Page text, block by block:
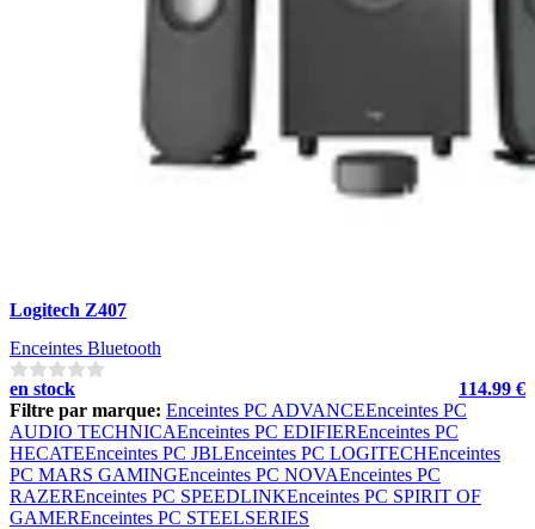
Logitech Z407
Enceintes Bluetooth
en stock
114.99 €
Filtre par marque: Enceintes PC ADVANCEEnceintes PC
AUDIO TECHNICAEnceintes PC EDIFIEREnceintes PC
HECATEEnceintes PC JBLEnceintes PC LOGITECHEnceintes
PC MARS GAMINGEnceintes PC NOVAEnceintes PC
RAZEREnceintes PC SPEEDLINKEnceintes PC SPIRIT OF
GAMEREnceintes PC STEELSERIES